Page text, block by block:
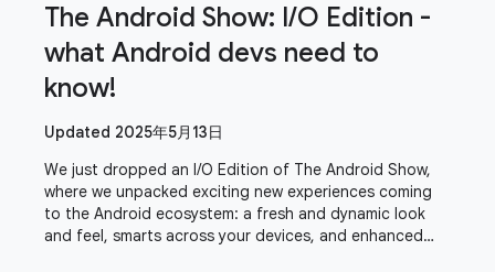
The Android Show: I/O Edition -
what Android devs need to
know!
Updated 2025年5月13日
We just dropped an I/O Edition of The Android Show,
where we unpacked exciting new experiences coming
to the Android ecosystem: a fresh and dynamic look
and feel, smarts across your devices, and enhanced